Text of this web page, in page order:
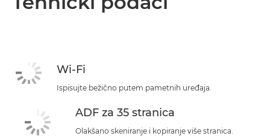
Wi-Fi
Ispisujte bežično putem pametnih uređaja.
ADF za 35 stranica
Olakšano skeniranje i kopiranje više stranica.